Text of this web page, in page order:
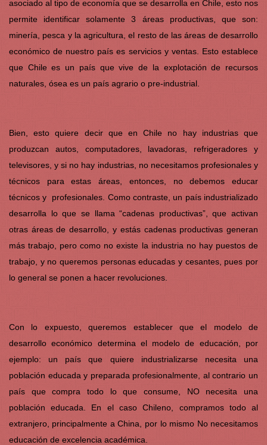
asociado al tipo de economía que se desarrolla en Chile, esto nos
permite identificar solamente 3 áreas productivas, que son:
minería, pesca y la agricultura, el resto de las áreas de desarrollo
económico de nuestro país es servicios y ventas. Esto establece
que Chile es un país que vive de la explotación de recursos
naturales, ósea es un país agrario o pre-industrial.
Bien, esto quiere decir que en Chile no hay industrias que
produzcan autos, computadores, lavadoras, refrigeradores y
televisores, y si no hay industrias, no necesitamos profesionales y
técnicos para estas áreas, entonces, no debemos educar
técnicos y profesionales. Como contraste, un país industrializado
desarrolla lo que se llama “cadenas productivas”, que activan
otras áreas de desarrollo, y estás cadenas productivas generan
más trabajo, pero como no existe la industria no hay puestos de
trabajo, y no queremos personas educadas y cesantes, pues por
lo general se ponen a hacer revoluciones.
Con lo expuesto, queremos establecer que el modelo de
desarrollo económico determina el modelo de educación, por
ejemplo: un país que quiere industrializarse necesita una
población educada y preparada profesionalmente, al contrario un
país que compra todo lo que consume, NO necesita una
población educada. En el caso Chileno, compramos todo al
extranjero, principalmente a China, por lo mismo No necesitamos
educación de excelencia académica.